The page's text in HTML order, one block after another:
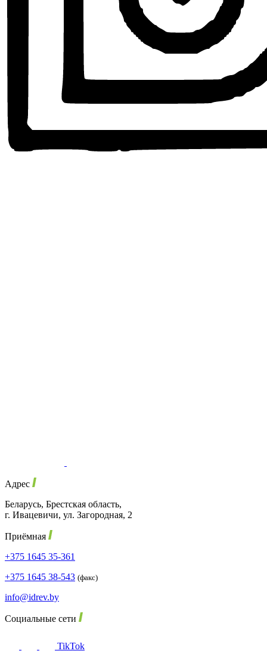
Адрес
Беларусь, Брестская область,
г. Ивацевичи, ул. Загородная, 2
Приёмная
+375 1645 35-361
+375 1645 38-543 (факс)
info@idrev.by
Социальные сети
TikTok